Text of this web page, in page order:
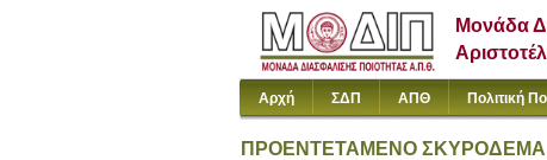
Μονάδα
Αρχή ΣΔΠ ΑΠΘ Πολιτική
ΠΡΟΕΝΤΕΤΑΜΕΝΟ ΣΚΥΡΟΔΕΜΑ